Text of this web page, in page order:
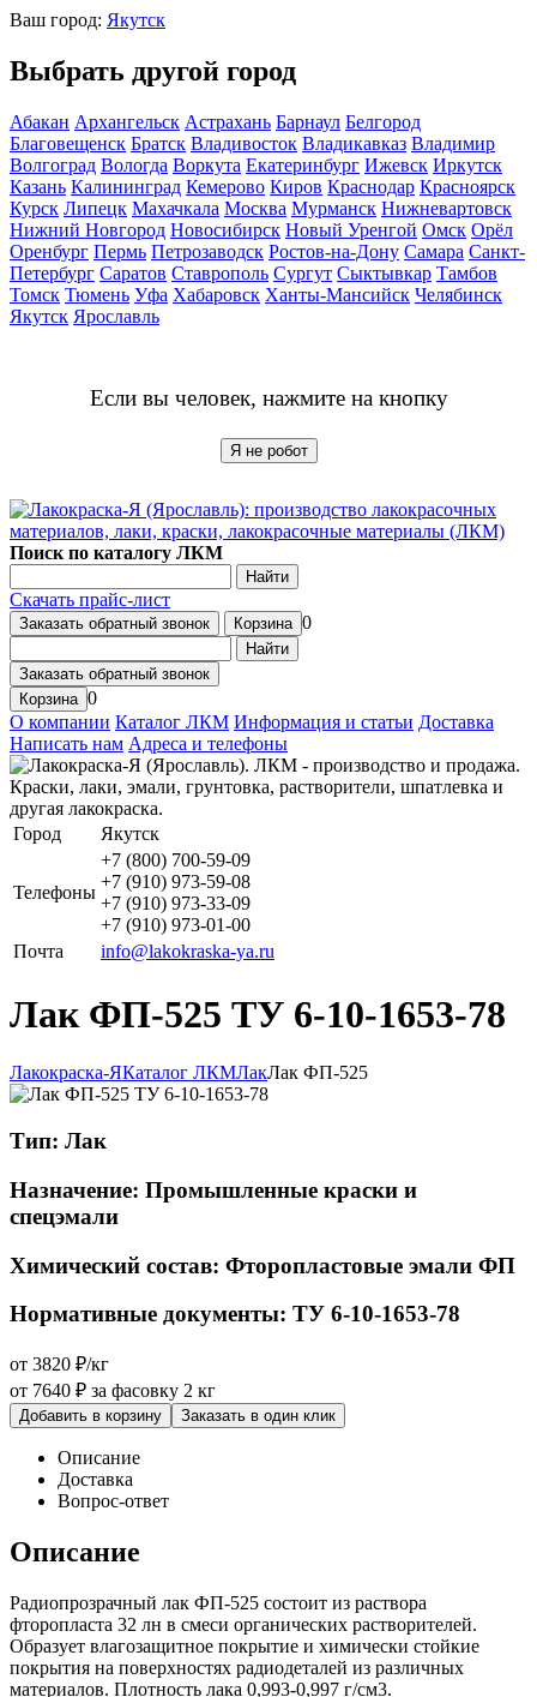
Ваш город: Якутск
Выбрать другой город
Абакан Архангельск Астрахань Барнаул Белгород
Благовещенск Братск Владивосток Владикавказ Владимир
Волгоград Вологда Воркута Екатеринбург Ижевск Иркутск
Казань Калининград Кемерово Киров Краснодар Красноярск
Курск Липецк Махачкала Москва Мурманск Нижневартовск
Нижний Новгород Новосибирск Новый Уренгой Омск Орёл
Оренбург Пермь Петрозаводск Ростов-на-Дону Самара Санкт-
Петербург Саратов Ставрополь Сургут Сыктывкар Тамбов
Томск Тюмень Уфа Хабаровск Ханты-Мансийск Челябинск
Якутск Ярославль
Если вы человек, нажмите на кнопку
Я не робот
Поиск по каталогу ЛКМ
Найти
Скачать прайс-лист
Заказать обратный звонок Корзина 0
Найти
Заказать обратный звонок
Корзина 0
О компании Каталог ЛКМ Информация и статьи Доставка
Написать нам Адреса и телефоны
Город Якутск
Телефоны
+7 (800) 700-59-09
+7 (910) 973-59-08
+7 (910) 973-33-09
+7 (910) 973-01-00
Почта
info@lakokraska-ya.ru
Лак ФП-525 ТУ 6-10-1653-78
Лакокраска-ЯКаталог ЛКМЛакЛак ФП-525
Тип: Лак
Назначение: Промышленные краски и
спецэмали
Химический состав: Фторопластовые эмали ФП
Нормативные документы: ТУ 6-10-1653-78
от 3820 ₽/кг
от 7640 ₽ за фасовку 2 кг
Добавить в корзину Заказать в один клик
Описание
Доставка
Вопрос-ответ
Описание
Радиопрозрачный лак ФП-525 состоит из раствора
фторопласта 32 лн в смеси органических растворителей.
Образует влагозащитное покрытие и химически стойкие
покрытия на поверхностях радиодеталей из различных
материалов. Плотность лака 0,993-0,997 г/см3.